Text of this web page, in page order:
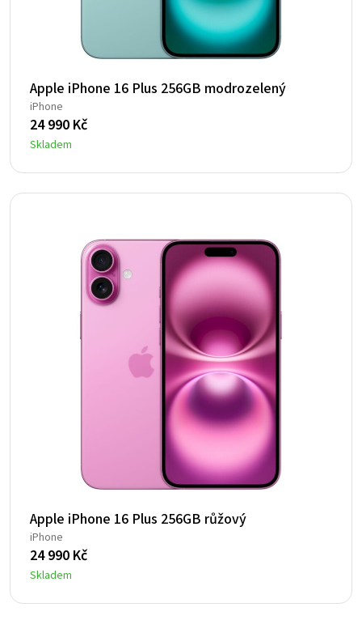
Apple iPhone 16 Plus 256GB modrozelený
iPhone
24 990 Kč
Skladem
Apple iPhone 16 Plus 256GB růžový
iPhone
24 990 Kč
Skladem